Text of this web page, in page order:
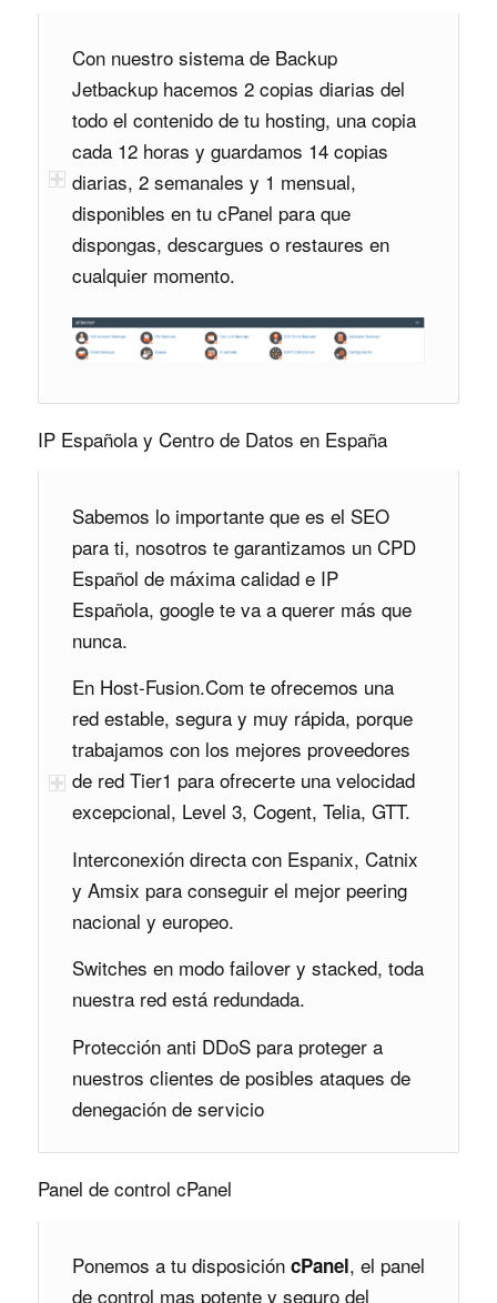
Con nuestro sistema de Backup
Jetbackup hacemos 2 copias diarias del
todo el contenido de tu hosting, una copia
cada 12 horas y guardamos 14 copias
diarias, 2 semanales y 1 mensual,
disponibles en tu cPanel para que
dispongas, descargues o restaures en
cualquier momento.
IP Española y Centro de Datos en España
Sabemos lo importante que es el SEO
para ti, nosotros te garantizamos un CPD
Español de máxima calidad e IP
Española, google te va a querer más que
nunca.
En Host-Fusion.Com te ofrecemos una
red estable, segura y muy rápida, porque
trabajamos con los mejores proveedores
de red Tier1 para ofrecerte una velocidad
excepcional, Level 3, Cogent, Telia, GTT.
Interconexión directa con Espanix, Catnix
y Amsix para conseguir el mejor peering
nacional y europeo.
Switches en modo failover y stacked, toda
nuestra red está redundada.
Protección anti DDoS para proteger a
nuestros clientes de posibles ataques de
denegación de servicio
Panel de control cPanel
Ponemos a tu disposición cPanel, el panel
de control mas potente y seguro del